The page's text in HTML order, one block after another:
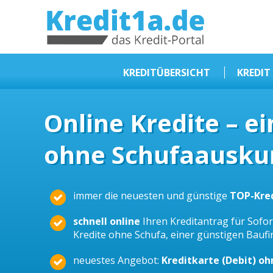
KREDIT1A.DE
KREDITÜBERSICHT
Kredit ohne Schufa
Baufinanzierungen
Kleinkredit
Beamtendarlehen
Online Kredite –
ohne
immer die neuesten und günstige TOP-
schnell online Ihren Kreditantrag für
Kredite ohne Schufa, einer günstigen
neuestes Angebot: Kreditkarte (Debit)